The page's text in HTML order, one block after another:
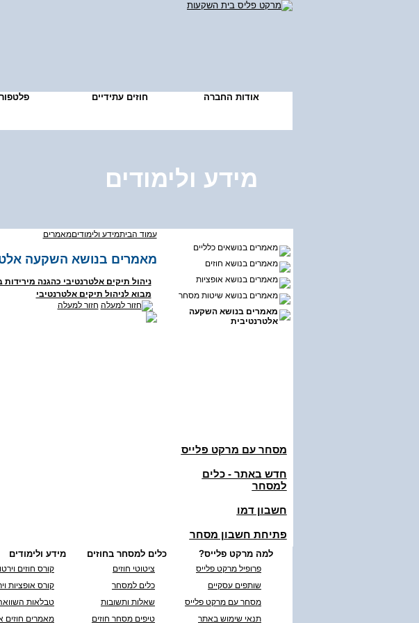
אודות החברה חוזים עתידיים
מידע ולימודים
מאמרים בנושאים כלליים
מאמרים בנושא חוזים
מאמרים בנושא אופציות
מאמרים בנושא שיטות מסחר
מאמרים בנושא השקעה
אלטרנטיבית
מסחר עם מרקט פלייס
חדש באתר - כלים
למסחר
חשבון דמו
פתיחת חשבון מסחר
עמוד הביתמידע ולימודיםמאמרים
מאמרים בנושא השקעה
ניהול תיקים אלטרנטיבי כהגנה מירידות
מבוא לניהול תיקים אלטרנטיבי
חזור למעלה
למה מרקט פלייס?
פרופיל מרקט פלייס
שותפים עסקיים
מסחר עם מרקט פלייס
תנאי שימוש באתר
כלים למסחר בחוזים
ציטוטי חוזים
כלים למסחר
שאלות ותשובות
טיפים מסחר חוזים
מידע ולימודים
קורס חוזים
קורס אופציות
טבלאות
מאמרים חוזים